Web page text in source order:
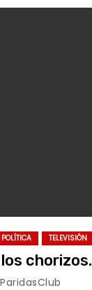
POLÍTICA TELEVISIÓN
chorizos.
ParidasClub